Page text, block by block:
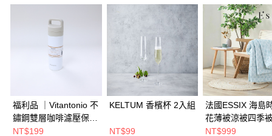
3 期 0 利率 每期 NT$1,360 21家銀行
合作金庫商業銀行
第一商業銀行
彰化商業銀行
台北富邦商業銀行
兆豐國際商業銀行
臺灣中小企業銀行
台中商業銀行
匯豐（台灣）商業銀行
華泰商業銀行
聯邦商業銀行
6 期 0 利率 每期 21家銀行
合作金庫商業銀行
第一商業銀行
彰化商業銀行
台北富邦商業銀行
國泰世華商業銀行
兆豐國際商業銀行
臺灣中小企業銀行
匯豐（台灣）商業銀行
街口支付
福利品 ｜Vitantonio 不
鏽鋼雙層咖啡濾壓保溫
瓶 奶油白 VCB-10-C
NT$199
KELTUM 香檳杯 2入組
NT$99
法國ESSIX 海島
花薄被涼被四季
人
NT$999